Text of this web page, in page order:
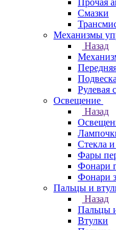
Прочая
Смазки
Механизмы
Назад
Рулевая
Освещение
Назад
Стекла
Фары
Фонари
Фонари
Пальцы и
Назад
Пальцы
Втулки